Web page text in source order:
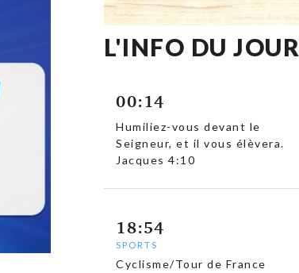
L'INFO DU JOUR
00:14
Humiliez-vous devant le
Seigneur, et il vous élèvera.
Jacques 4:10
18:54
SPORTS
Cyclisme/Tour de France